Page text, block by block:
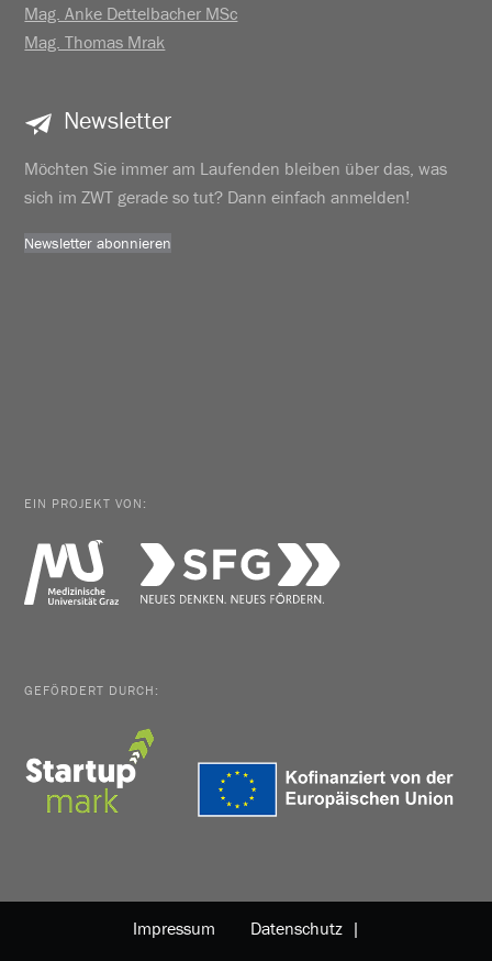
Mag. Anke Dettelbacher MSc
Mag. Thomas Mrak
Newsletter
Möchten Sie immer am Laufenden bleiben über das, was
sich im ZWT gerade so tut? Dann einfach anmelden!
Newsletter abonnieren
EIN PROJEKT VON:
GEFÖRDERT DURCH:
Impressum Datenschutz |